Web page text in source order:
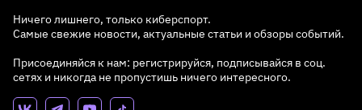
Ничего лишнего, только киберспорт.
Самые свежие новости, актуальные статьи и обзоры событий.
Присоединяйся к нам: регистрируйся, подписывайся в соц.
сетях и никогда не пропустишь ничего интересного.